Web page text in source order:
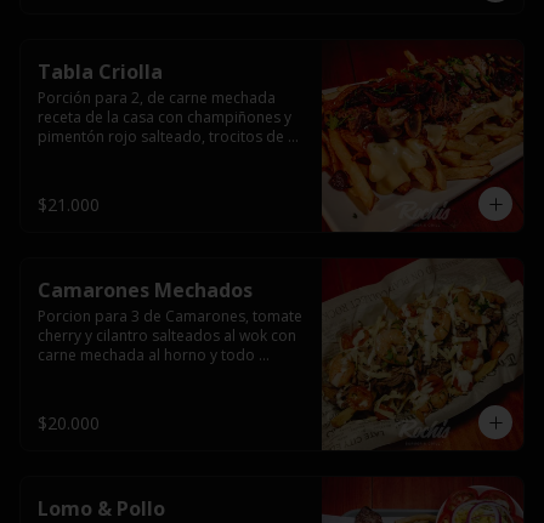
Tabla Criolla
Porción para 2, de carne mechada
receta de la casa con champiñones y
pimentón rojo salteado, trocitos de
papas fritas.
$21.000
Camarones Mechados
Porcion para 3 de Camarones, tomate
cherry y cilantro salteados al wok con
carne mechada al horno y todo
casera.
$20.000
Lomo & Pollo